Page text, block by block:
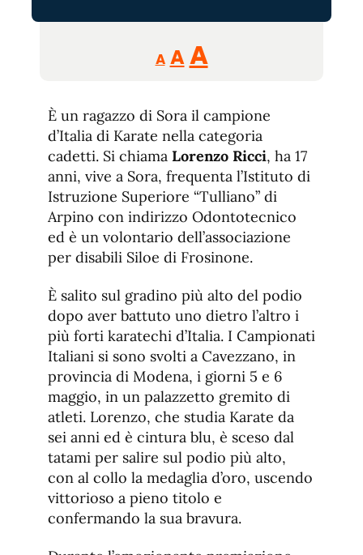
A
Reducir
tamaño
A Restablecer
de
fuente
AAumentar
de
fuente.
È un ragazzo di Sora il campione
d’Italia di Karate nella categoria
cadetti. Si chiama Lorenzo Ricci, ha 17
anni, vive a Sora, frequenta l’Istituto di
Istruzione Superiore “Tulliano” di
Arpino con indirizzo Odontotecnico
ed è un volontario dell’associazione
per disabili Siloe di Frosinone.
È salito sul gradino più alto del podio
dopo aver battuto uno dietro l’altro i
più forti karatechi d’Italia. I Campionati
Italiani si sono svolti a Cavezzano, in
provincia di Modena, i giorni 5 e 6
maggio, in un palazzetto gremito di
atleti. Lorenzo, che studia Karate da
sei anni ed è cintura blu, è sceso dal
tatami per salire sul podio più alto,
con al collo la medaglia d’oro, uscendo
vittorioso a pieno titolo e
confermando la sua bravura.